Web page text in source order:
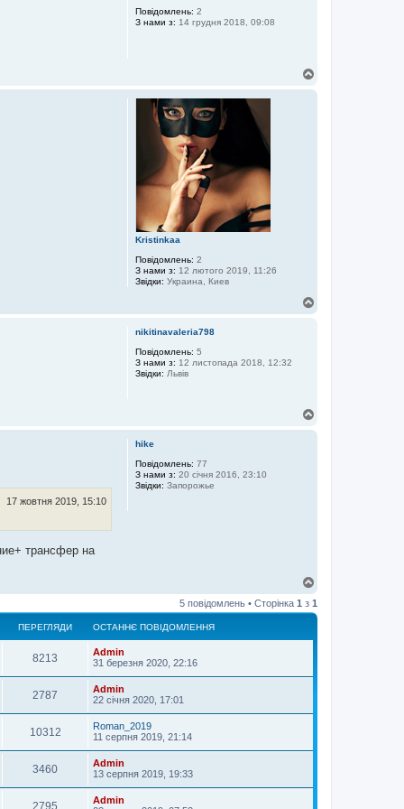
Повідомлень: 2
З нами з: 14 грудня 2018, 09:08
Kristinkaa
Повідомлень: 2
З нами з: 12 лютого 2019, 11:26
Звідки: Украина, Киев
nikitinavaleria798
Повідомлень: 5
З нами з: 12 листопада 2018, 12:32
Звідки: Львів
hike
Повідомлень: 77
З нами з: 20 січня 2016, 23:10
Звідки: Запорожье
17 жовтня 2019, 15:10
трансфер на
г
о
5 повідомлень • Сторінка 1 з 1
ПЕРЕГЛЯДИ ОСТАННЄ ПОВІДОМЛЕННЯ
8213
Admin
31 березня 2020, 22:16
2787
Admin
22 січня 2020, 17:01
10312
Roman_2019
11 серпня 2019, 21:14
3460
Admin
13 серпня 2019, 19:33
2795
Admin